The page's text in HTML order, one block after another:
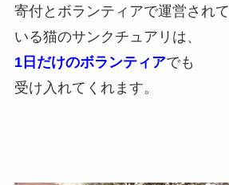
寄付とボランティアで運営されて
いる猫のサンクチュアリは、
1日だけのボランティアでも
受け入れてくれます。